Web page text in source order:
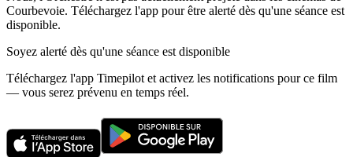
Courbevoie. Téléchargez l'app pour être alerté dès qu'une séance est
disponible.
Soyez alerté dès qu'une séance est disponible
Téléchargez l'app Timepilot et activez les notifications pour ce film
— vous serez prévenu en temps réel.